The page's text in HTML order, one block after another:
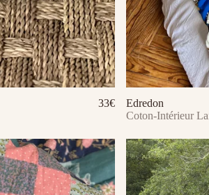
33€
Edredon
Coton-Intérieur